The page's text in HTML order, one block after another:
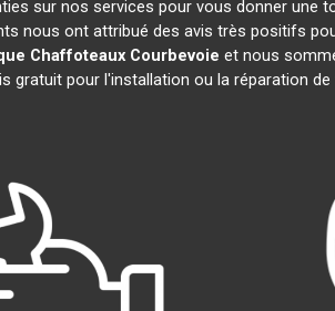
sur nos services pour vous donner une
nous ont attribué des avis très positifs
Chaffoteaux Courbevoie et nous
gratuit pour l'installation ou la réparation de